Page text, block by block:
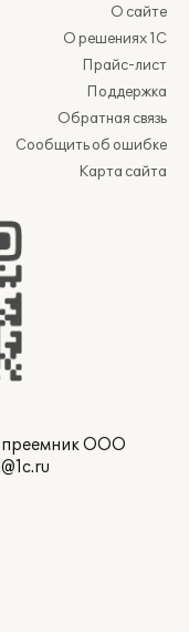
О сайте
О решениях 1С
Прайс-лист
Поддержка
Обратная связь
Сообщить об ошибке
Карта сайта
ООО